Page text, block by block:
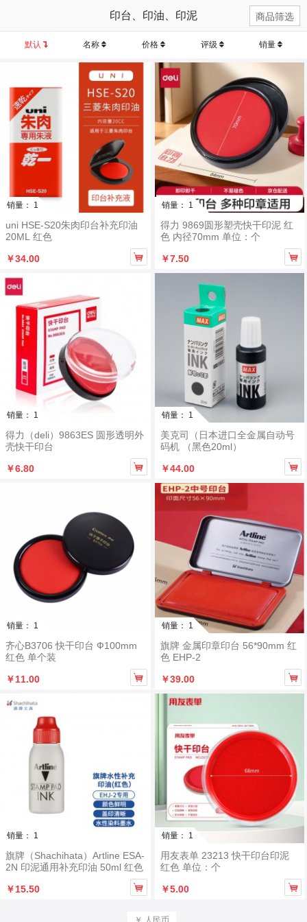
商品筛选
印台、印油、印泥
默认 名称 价格 评级 销量
销量： 1
uni HSE-S20朱肉印台补充印油
20ML 红色
￥34.00

销量： 1
得力 9869圆形塑壳快干印泥 红
色 内径70mm 单位：个
￥7.50

销量： 1
得力（deli）9863ES 圆形透明外
壳快干印台
￥6.80

销量： 1
美克司（日本进口全金属自动号
码机 （黑色20ml）
￥44.00

销量： 1
齐心B3706 快干印台 Ф100mm
红色 单个装
￥11.00

销量： 1
旗牌 金属印章印台 56*90mm 红
色 EHP-2
￥39.00

销量： 1
旗牌（Shachihata）Artline ESA-
2N 印泥通用补充印油 50ml 红色
￥15.50

销量： 1
用友表单 23213 快干印台印泥
红色 单位：个
￥5.00

￥ 人民币